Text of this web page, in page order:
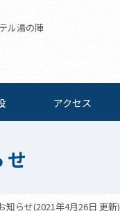
ル湯の陣
アクセス
知らせ(2021年4月26日 更新)